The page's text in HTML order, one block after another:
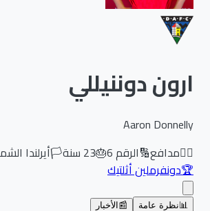
ارون دوننيللي
Aaron Donnelly
مدافع🔢الرقم6
🎂
23سنة🏳️أيرلندا الشمالية
دونفرملين أثلتيك
نظرة عامة 📰 الأخبار